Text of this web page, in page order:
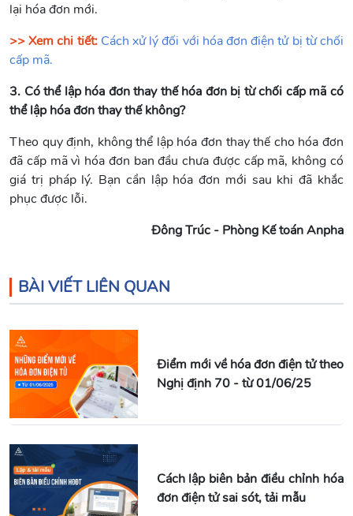
lại hóa đơn mới.
>> Xem chi tiết: Cách xử lý đối với hóa đơn điện tử bị từ chối
cấp mã.
3. Có thể lập hóa đơn thay thế hóa đơn bị từ chối cấp mã có
thể lập hóa đơn thay thế không?
Theo quy định, không thể lập hóa đơn thay thế cho hóa đơn
đã cấp mã vì hóa đơn ban đầu chưa được cấp mã, không có
giá trị pháp lý. Bạn cần lập hóa đơn mới sau khi đã khắc
phục được lỗi.
Đông Trúc - Phòng Kế toán Anpha
BÀI VIẾT LIÊN QUAN
Điểm mới về hóa đơn điện tử theo
Nghị định 70 - từ 01/06/25
Cách lập biên bản điều chỉnh hóa
đơn điện tử sai sót, tải mẫu